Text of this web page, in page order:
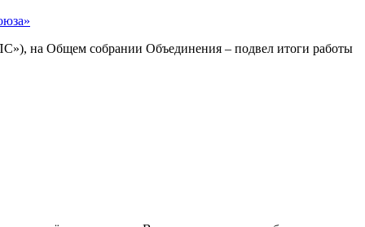
на Общем собрании Объединения – подвел итоги работы